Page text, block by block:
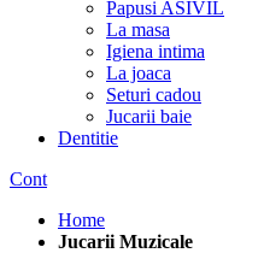
Papusi ASIVIL
La masa
Igiena intima
La joaca
Seturi cadou
Jucarii baie
Dentitie
Cont
Home
Jucarii Muzicale